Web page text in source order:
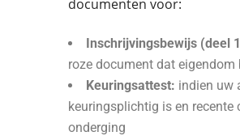
documenten voor:
Inschrijvingsbewijs (deel
roze document dat eigendom
Keuringsattest: indien uw
keuringsplichtig is en recente
onderging